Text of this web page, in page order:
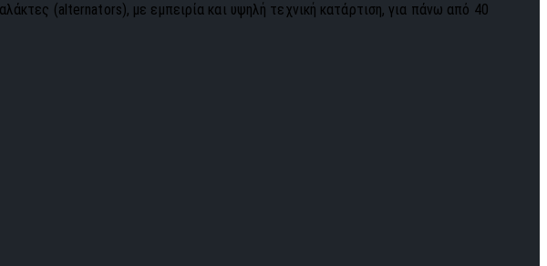
(alternators), με εμπειρία και υψηλή τεχνική κατάρτιση, για πάνω από 40